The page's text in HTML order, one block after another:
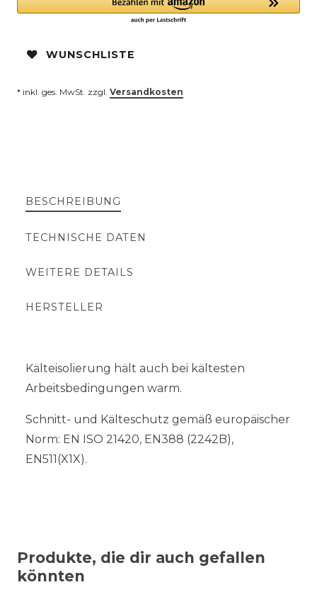
WUNSCHLISTE
* inkl. ges. MwSt. zzgl. Versandkosten
BESCHREIBUNG
TECHNISCHE DATEN
WEITERE DETAILS
HERSTELLER
Kälteisolierung hält auch bei kältesten
Arbeitsbedingungen warm.
Schnitt- und Kälteschutz gemäß europäischer
Norm: EN ISO 21420, EN388 (2242B),
EN511(X1X).
Produkte, die dir auch gefallen
könnten